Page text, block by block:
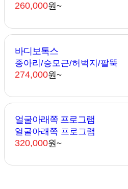
260,000원~
바디보톡스
종아리/승모근/허벅지/팔뚝
274,000원~
얼굴아래쪽 프로그램
얼굴아래쪽 프로그램
320,000원~